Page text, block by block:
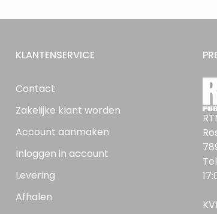
KLANTENSERVICE
Contact
Zakelijke klant worden
Account aanmaken
Inloggen in account
Levering
Afhalen